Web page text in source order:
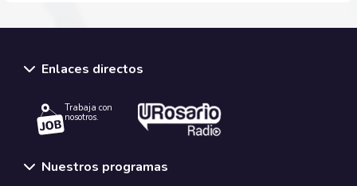
Enlaces directos
Trabaja con
nosotros.
Nuestros programas